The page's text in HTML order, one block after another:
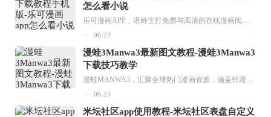
怎么看小说
乐可漫画APP，堪称主打免费与高清的在线漫画阅读神器。其官方版提供海量完整版漫画资源，无论是国内漫画，还是日漫、韩漫、台漫、美漫等国外漫画，应有尽有，随时供你阅读。只需轻点一下，便能直接进入阅读界面。不仅如此，乐可漫画最新版本更新速度极快，在这里，你总能抢先看到全网一手漫画章节内容！...
06-23
漫蛙3Manwa3最新图文教程-漫蛙3Manwa3
下载技巧教学
漫蛙MANWA3，汇聚全球热门漫画资源，涵盖韩漫、欧美漫画、国漫等多种类型，题材丰富多样，全方位满足用户阅读喜好。它不仅是阅读平台，更是创作平台，为广大用户打造零门槛创作环境。...
06-23
米坛社区app使用教程-米坛社区表盘自定义